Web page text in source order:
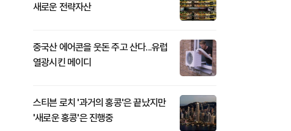
새로운 전략자산
중국산 에어콘을 웃돈 주고 산다...유럽
열광시킨 메이디
스티븐 로치 '과거의 홍콩'은 끝났지만
'새로운 홍콩'은 진행중